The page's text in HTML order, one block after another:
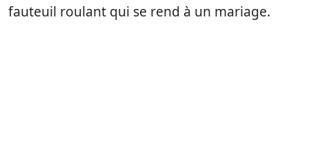
fauteuil roulant qui se rend à un mariage.